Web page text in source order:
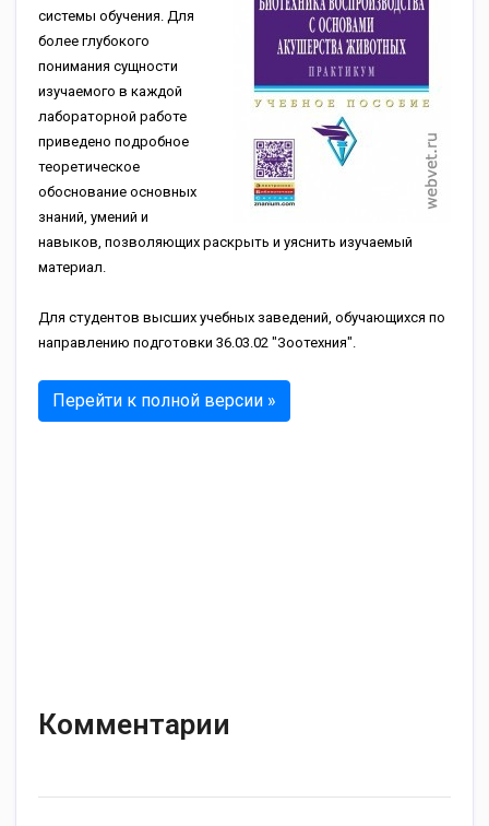
системы обучения. Для
более глубокого
понимания сущности
изучаемого в каждой
лабораторной работе
приведено подробное
теоретическое
обоснование основных
знаний, умений и
навыков, позволяющих раскрыть и уяснить изучаемый
материал.
Для студентов высших учебных заведений, обучающихся по
направлению подготовки 36.03.02 "Зоотехния".
Перейти к полной версии »
Комментарии